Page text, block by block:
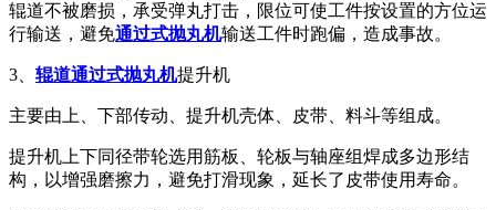
辊道不被磨损，承受弹丸打击，限位可使工件按设置的方位运
行输送，避免通过式抛丸机输送工件时跑偏，造成事故。
3、 辊道通过式抛丸机提升机
主要由上、下部传动、提升机壳体、皮带、料斗等组成。
提升机上下同径带轮选用筋板、轮板与轴座组焊成多边形结
构，以增强磨擦力，避免打滑现象，延长了皮带使用寿命。